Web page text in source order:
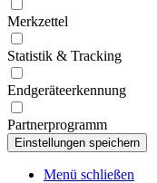
Merkzettel
Statistik & Tracking
Endgeräteerkennung
Partnerprogramm
Menü schließen